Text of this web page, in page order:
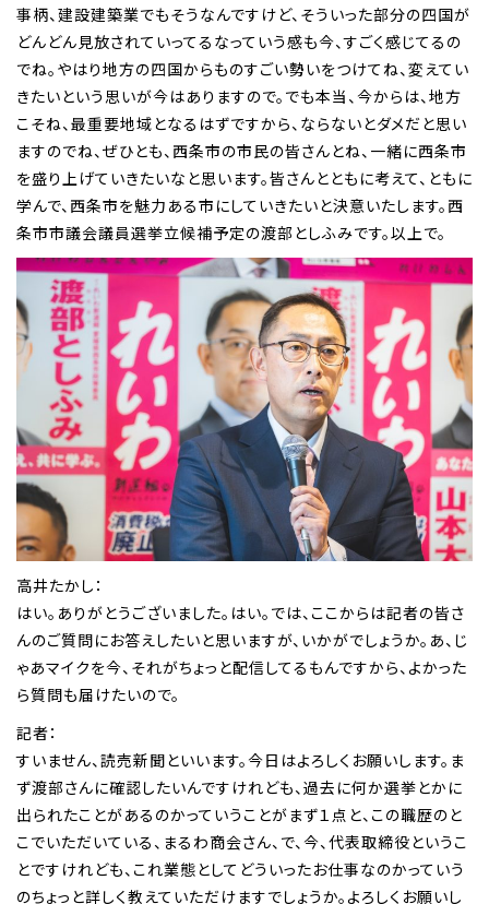
事柄、建設建築業でもそうなんですけど、そういった部分の四国が
どんどん見放されていってるなっていう感も今、すごく感じてるの
でね。やはり地方の四国からものすごい勢いをつけてね、変えてい
きたいという思いが今はありますので。でも本当、今からは、地方
こそね、最重要地域となるはずですから、ならないとダメだと思い
ますのでね、ぜひとも、西条市の市民の皆さんとね、一緒に西条市
を盛り上げていきたいなと思います。皆さんとともに考えて、ともに
学んで、西条市を魅力ある市にしていきたいと決意いたします。西
条市市議会議員選挙立候補予定の渡部としふみです。以上で。
高井たかし：
はい。ありがとうございました。はい。では、ここからは記者の皆さ
んのご質問にお答えしたいと思いますが、いかがでしょうか。あ、じ
ゃあマイクを今、それがちょっと配信してるもんですから、よかった
ら質問も届けたいので。
記者：
すいません、読売新聞といいます。今日はよろしくお願いします。ま
ず渡部さんに確認したいんですけれども、過去に何か選挙とかに
出られたことがあるのかっていうことがまず１点と、この職歴のと
こでいただいている、まるわ商会さん、で、今、代表取締役というこ
とですけれども、これ業態としてどういったお仕事なのかっていう
のちょっと詳しく教えていただけますでしょうか。よろしくお願いし